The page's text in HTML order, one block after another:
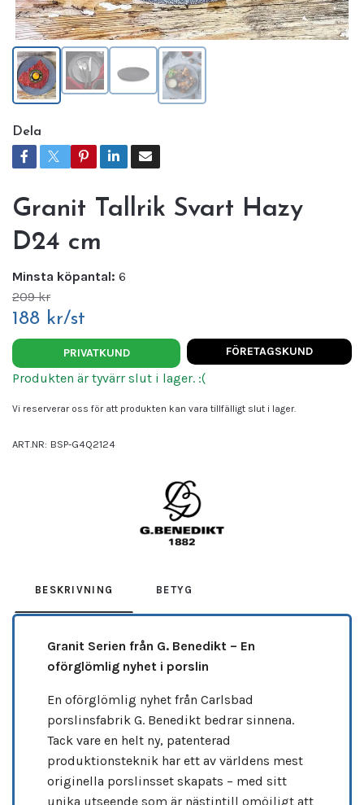
Dela
Granit Tallrik Svart Hazy
D24 cm
Minsta köpantal: 6
209 kr
188 kr/st
PRIVATKUND FÖRETAGSKUND
Produkten är tyvärr slut i lager. :(
Vi reserverar oss för att produkten kan vara tillfälligt slut i lager.
ART.NR: BSP-G4Q2124
BESKRIVNING BETYG
Granit Serien från G. Benedikt – En
oförglömlig nyhet i porslin
En oförglömlig nyhet från Carlsbad
porslinsfabrik G. Benedikt bedrar sinnena.
Tack vare en helt ny, patenterad
produktionsteknik har ett av världens mest
originella porslinsset skapats – med sitt
unika utseende som är nästintill omöjligt att